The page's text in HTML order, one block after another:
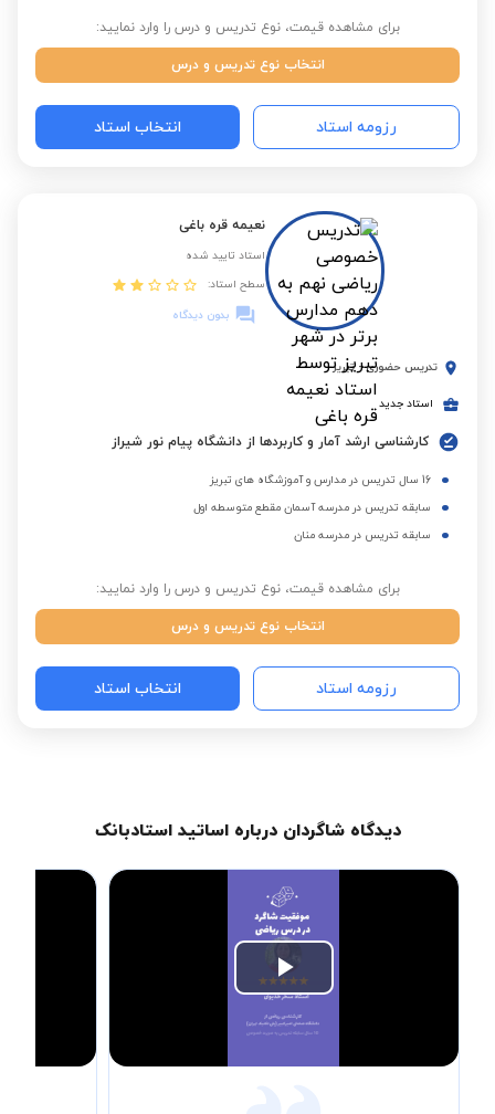
برای مشاهده قیمت، نوع تدریس و درس را وارد نمایید:
انتخاب نوع تدریس و درس
رزومه استاد انتخاب استاد
نعیمه قره باغی
استاد تایید شده
سطح استاد:
بدون دیدگاه
تدریس حضوری - تبریز
استاد جدید
کارشناسی ارشد آمار و کاربردها از دانشگاه پیام نور شیراز
16 سال تدریس در مدارس و آموزشگاه های تبریز
سابقه تدریس در مدرسه آسمان مقطع متوسطه اول
سابقه تدریس در مدرسه منان
برای مشاهده قیمت، نوع تدریس و درس را وارد نمایید:
انتخاب نوع تدریس و درس
رزومه استاد انتخاب استاد
دیدگاه شاگردان درباره اساتید استادبانک
Play
Video